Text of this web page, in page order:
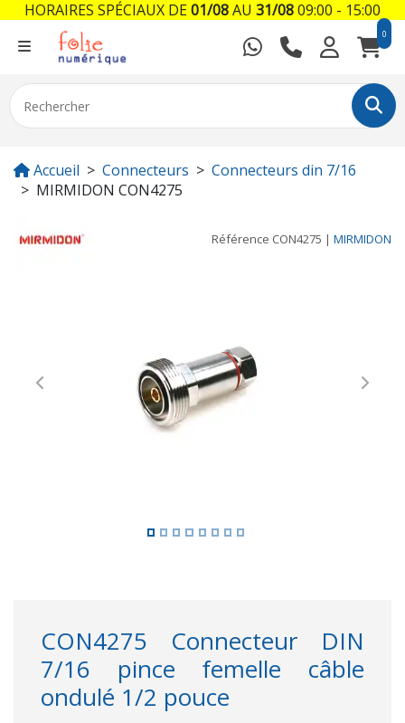
0
Accueil Connecteurs
Connecteurs din 7/16
MIRMIDON CON4275
Référence CON4275 | MIRMIDON
Previous Next
CON4275 Connecteur DIN
7/16 pince femelle câble
ondulé 1/2 pouce
HORAIRES SPÉCIAUX DE01/08AU 31/0809:00 - 15:00